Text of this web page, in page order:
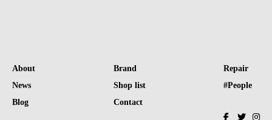
About
News
Blog
Brand
Shop list
Contact
Repair
#People